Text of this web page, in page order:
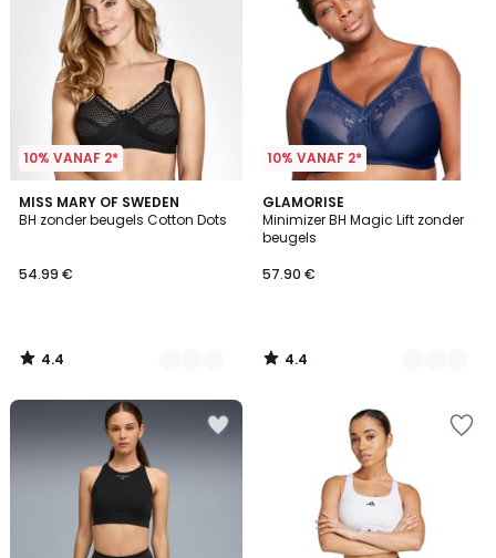
10% VANAF 2*
MISS MARY OF SWEDEN
BH zonder beugels Cotton Dots
54.99 €
4.4
/ 5
3
Kleuren
4.4
/
10% VANAF 2*
GLAMORISE
Minimizer BH Magic Lift zonder
beugels
57.90 €
4.4
/ 5
2
Kleuren
4.4
/